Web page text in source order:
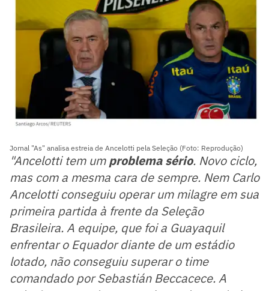
Jornal "As" analisa estreia de Ancelotti pela Seleção (Foto: Reprodução)
"Ancelotti tem umproblema sério. Novo ciclo,
mas com a mesma cara de sempre. Nem Carlo
Ancelotti conseguiu operar um milagre em sua
primeira partida à frente da Seleção
Brasileira. A equipe, que foi a Guayaquil
enfrentar o Equador diante de um estádio
lotado, não conseguiu superar o time
comandado por Sebastián Beccacece. A